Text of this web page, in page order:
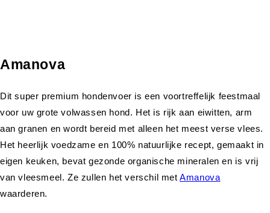
Amanova
Dit super premium hondenvoer is een voortreffelijk feestmaal
voor uw grote volwassen hond. Het is rijk aan eiwitten, arm
aan granen en wordt bereid met alleen het meest verse vlees.
Het heerlijk voedzame en 100% natuurlijke recept, gemaakt in
eigen keuken, bevat gezonde organische mineralen en is vrij
van vleesmeel. Ze zullen het verschil metAmanova
waarderen.